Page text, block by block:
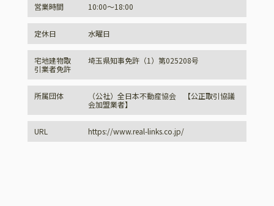
営業時間 10:00～18:00
定休日 水曜日
宅地建物取
引業者免許
埼玉県知事免許（1）第025208号
所属団体
（公社）全日本不動産協会 【公正取引協議
会加盟業者】
URL https://www.real-links.co.jp/